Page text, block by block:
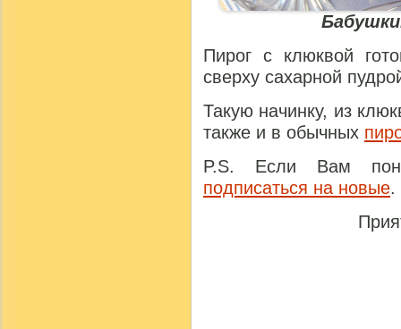
Пирог с клюквой
сверху сахарной
Такую начинку, из
также и в обычных
P.S. Если Вам
подписаться на новые.